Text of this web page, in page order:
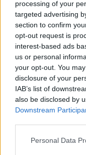
processing of your
targeted advertising
section to confirm
opt-out request is
interest-based ads
us or personal
your opt-out. You
disclosure of your
IAB’s list of
also be disclosed by
Downstream
Personal Data
Películas
Madre
Invítala a
divertida,
relacionados con
dejar a un